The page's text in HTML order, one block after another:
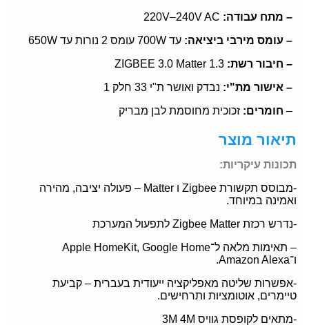
– מתח עבודה:
– עומס מירבי ביציאה: עד 700W עומס 2 נורות עד 650W
– חיבור רשת: ZIGBEE 3.0 Matter 1.3
– אישור מת"י: נבדק ואושר ת"י 33 חלק 1
– חומרים: זכוכית מחוסמת לבן מבריק
תיאור מוצר
תכונות עיקריות:
-מבוסס תקשורת Zigbee ו Matter – פעולה יציבה, מהירה
ואמינה במיוחד.
-נדרש רכזת Zigbee Matter לתפעול המערכת
– תאימות מלאה ל־Apple HomeKit, Google Home
ו־Amazon Alexa.
-אפשרות שליטה מאפליקציה ייעודית בעברית – קביעת
טיימרים, אוטומציות ותרחישים.
-מתאים לקופסת גוויס 3M 4M